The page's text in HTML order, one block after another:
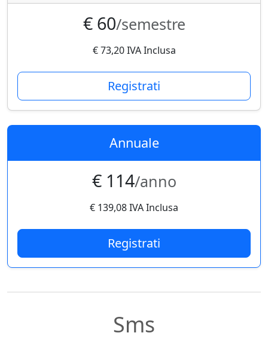
€ 60/semestre
€ 73,20 IVA Inclusa
Registrati
Annuale
€ 114/anno
€ 139,08 IVA Inclusa
Registrati
Sms